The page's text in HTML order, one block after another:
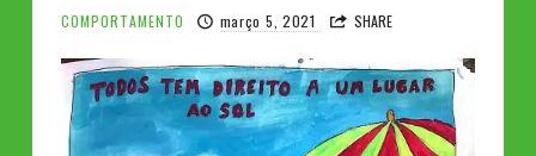
COMPORTAMENTO março 5, 2021 SHARE